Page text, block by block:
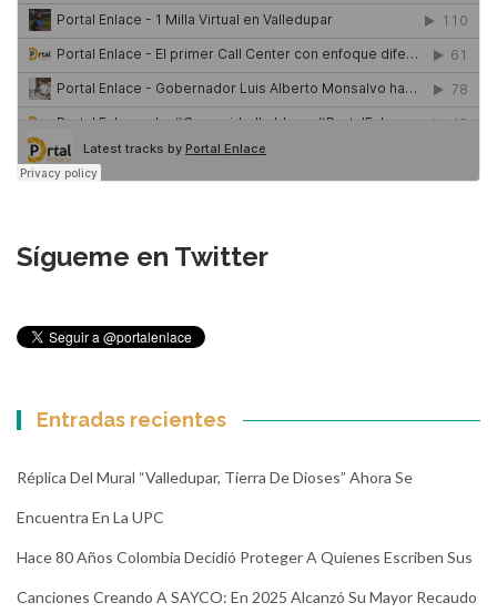
Sígueme en Twitter
Entradas recientes
Réplica Del Mural “Valledupar, Tierra De Dioses” Ahora Se
Encuentra En La UPC
Hace 80 Años Colombia Decidió Proteger A Quienes Escriben Sus
Canciones Creando A SAYCO: En 2025 Alcanzó Su Mayor Recaudo